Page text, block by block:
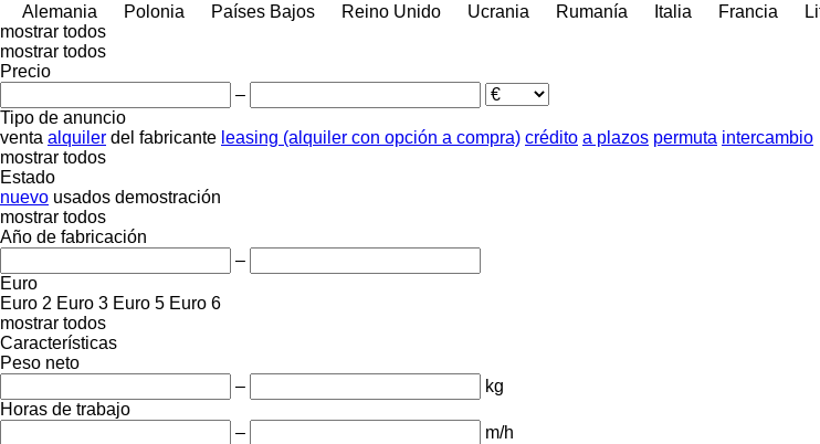
Alemania
Polonia Países Bajos Reino Unido Ucrania Rumanía Italia Francia
mostrar todos
mostrar todos
Precio
–
Tipo de anuncio
venta alquiler del fabricante leasing (alquiler con opción a compra) crédito a plazos permuta intercambio
mostrar todos
Estado
nuevo usados demostración
mostrar todos
Año de fabricación
–
Euro
Euro 2 Euro 3 Euro 5 Euro 6
mostrar todos
Características
Peso neto
–
kg
Horas de trabajo
–
m/h